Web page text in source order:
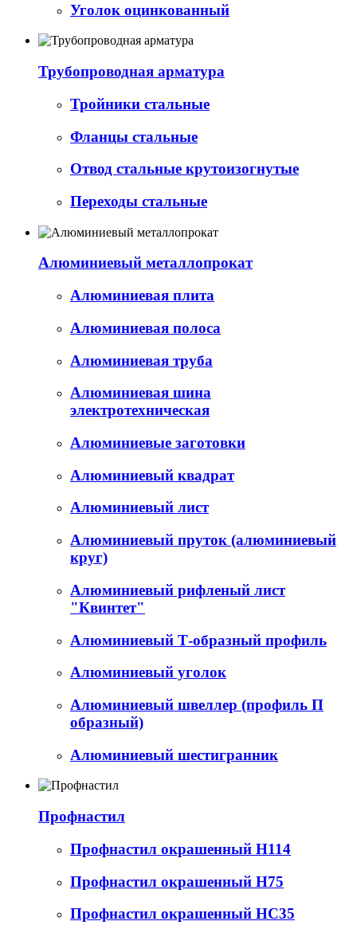
Уголок оцинкованный
Трубопроводная арматура
Тройники стальные
Фланцы стальные
Отвод стальные крутоизогнутые
Переходы стальные
Алюминиевый металлопрокат
Алюминиевая плита
Алюминиевая полоса
Алюминиевая труба
Алюминиевая шина
электротехническая
Алюминиевые заготовки
Алюминиевый квадрат
Алюминиевый лист
Алюминиевый пруток (алюминиевый
круг)
Алюминиевый рифленый лист
"Квинтет"
Алюминиевый Т-образный профиль
Алюминиевый уголок
Алюминиевый швеллер (профиль П
образный)
Алюминиевый шестигранник
Профнастил
Профнастил окрашенный Н114
Профнастил окрашенный Н75
Профнастил окрашенный НС35